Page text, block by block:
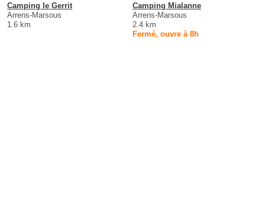
Camping le Gerrit
Arrens-Marsous
1.6 km
Camping Mialanne
Arrens-Marsous
2.4 km
Fermé, ouvre à 8h